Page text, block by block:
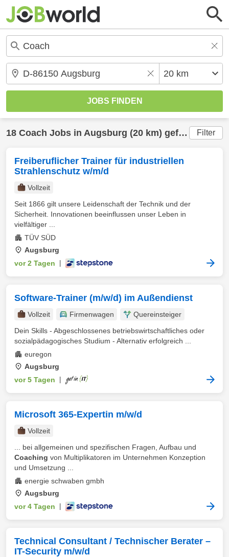
18 Coach Jobs in Augsburg (20 km) gefunden Filter
Freiberuflicher Trainer für industriellen
Strahlenschutz w/m/d
Vollzeit
Seit 1866 gilt unsere Leidenschaft der Technik und der
Sicherheit. Innovationen beeinflussen unser Leben in
vielfältiger ...
TÜV SÜD
Augsburg
vor 2 Tagen
Software-Trainer (m/w/d) im Außendienst
Vollzeit Firmenwagen
Quereinsteiger
Dein Skills - Abgeschlossenes betriebswirtschaftliches oder
sozialpädagogisches Studium - Alternativ erfolgreich ...
euregon
Augsburg
vor 5 Tagen
Microsoft 365-Expertin m/w/d
Vollzeit
... bei allgemeinen und spezifischen Fragen, Aufbau und
Coaching von Multiplikatoren im Unternehmen Konzeption
und Umsetzung ...
energie schwaben gmbh
Augsburg
vor 4 Tagen
Technical Consultant / Technischer Berater –
IT-Security m/w/d